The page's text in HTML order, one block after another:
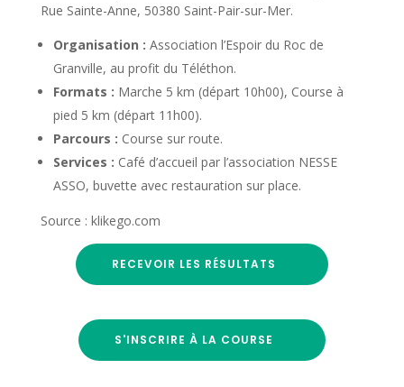
Rue Sainte-Anne, 50380 Saint-Pair-sur-Mer.
Organisation : Association l’Espoir du Roc de
Granville, au profit du Téléthon.
Formats : Marche 5 km (départ 10h00), Course à
pied 5 km (départ 11h00).
Parcours : Course sur route.
Services : Café d’accueil par l’association NESSE
ASSO, buvette avec restauration sur place.
Source : klikego.com
RECEVOIR LES RÉSULTATS
S'INSCRIRE À LA COURSE